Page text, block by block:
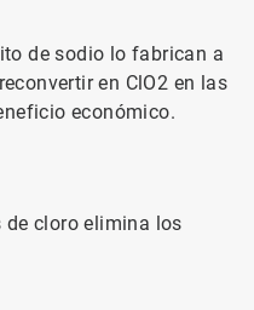
de sodio lo fabrican a
en ClO2 en las
económico.
de cloro elimina los